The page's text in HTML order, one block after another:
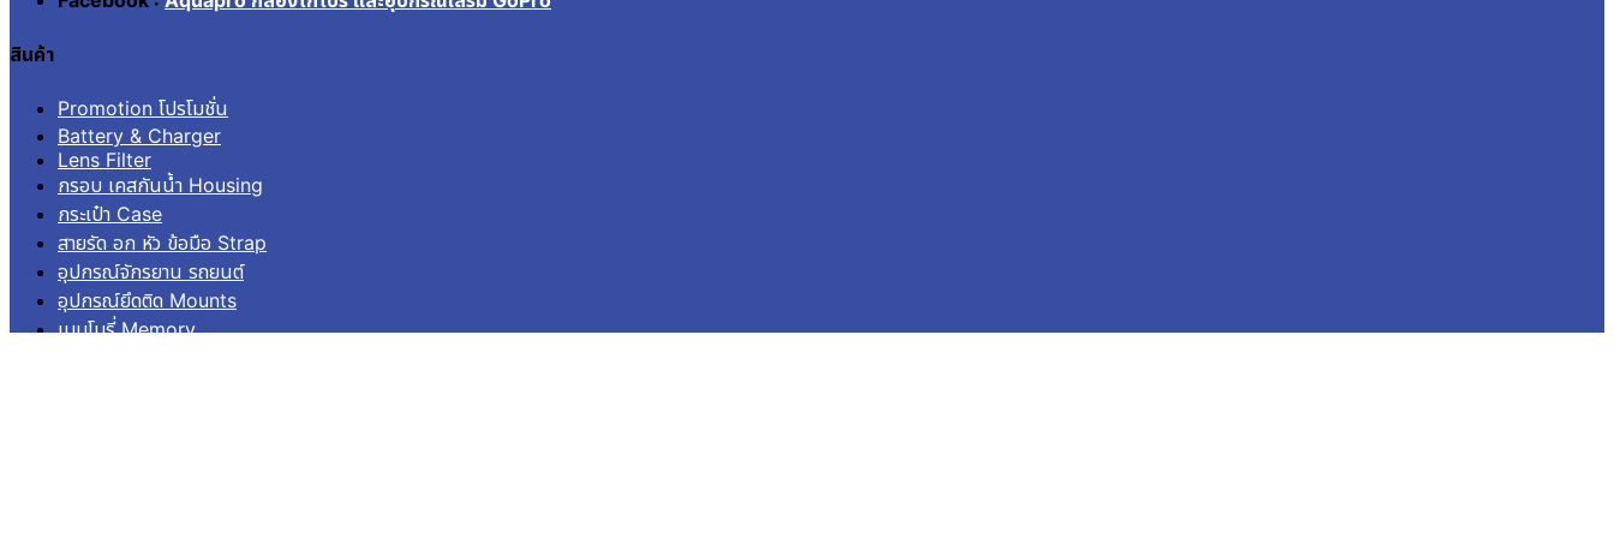
สินค้า
Promotion โปรโมชั่น
Battery & Charger
Lens Filter
กรอบ เคสกันน้ำ Housing
กระเป๋า Case
สายรัด อก หัว ข้อมือ Strap
อุปกรณ์จักรยาน รถยนต์
อุปกรณ์ยึดติด Mounts
เมมโมรี่ Memory